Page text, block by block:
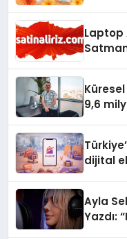
Laptop
9,6
dijital
Ayla
Yazdı: